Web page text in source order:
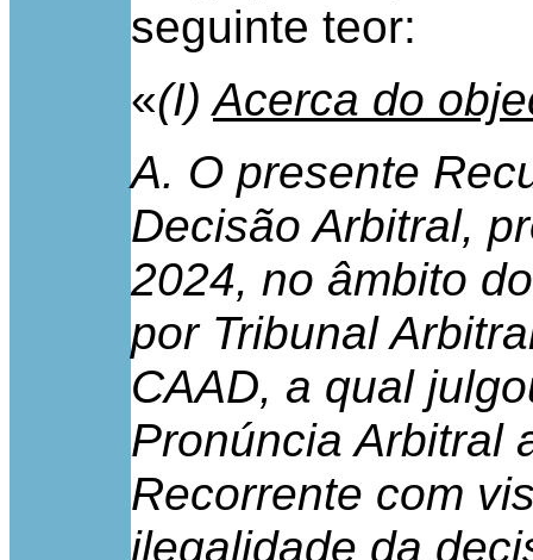
seguinte teor:
«(I)Acerca do
A. O presente
Decisão Arbitral,
2024, no âmbito
por Tribunal
CAAD, a qual
Pronúncia Arbitral
Recorrente com
ilegalidade da